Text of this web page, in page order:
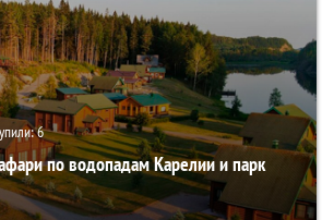
6
по водопадам Карелии и парк